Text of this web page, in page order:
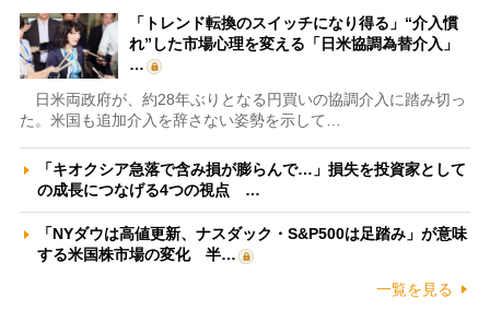
「トレンド転換のスイッチになり得る」“介入慣
れ”した市場心理を変える「日米協調為替介入」
…
日米両政府が、約28年ぶりとなる円買いの協調介入に踏み切っ
た。米国も追加介入を辞さない姿勢を示して…
「キオクシア急落で含み損が膨らんで…」損失を投資家として
の成長につなげる4つの視点 …
「NYダウは高値更新、ナスダック・S&P500は足踏み」が意味
する米国株市場の変化 半…
一覧を見る